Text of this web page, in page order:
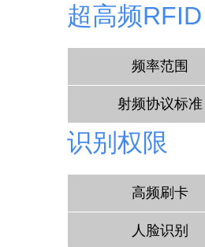
超高频RFID
频率范围
射频协议标准
识别权限
高频刷卡
人脸识别